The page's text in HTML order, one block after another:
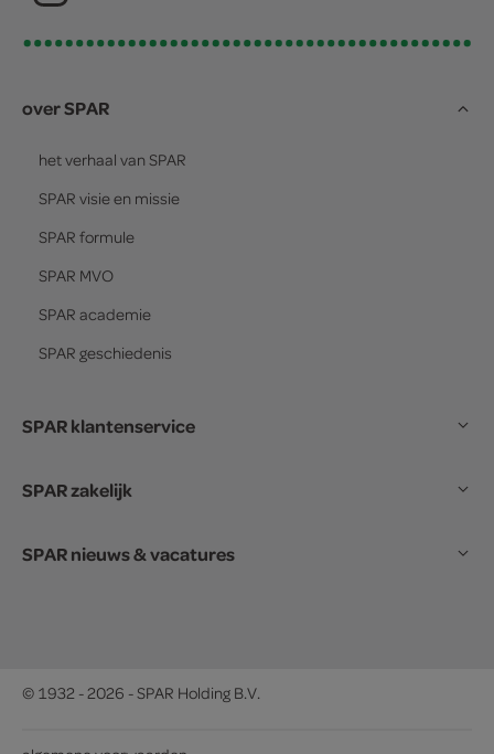
over SPAR
het verhaal van SPAR
SPAR visie en missie
SPAR formule
SPAR MVO
SPAR academie
SPAR geschiedenis
SPAR klantenservice
SPAR zakelijk
SPAR nieuws & vacatures
© 1932 - 2026 - SPAR Holding B.V.